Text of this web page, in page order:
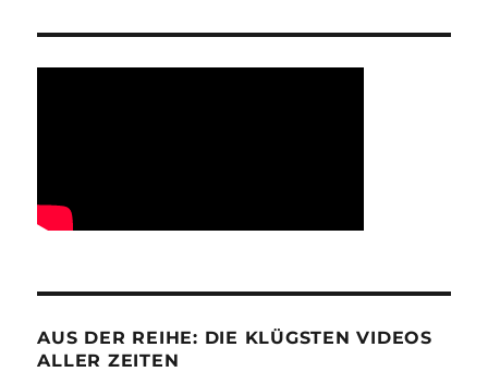
AUS DER REIHE: DIE KLÜGSTEN VIDEOS
ALLER ZEITEN